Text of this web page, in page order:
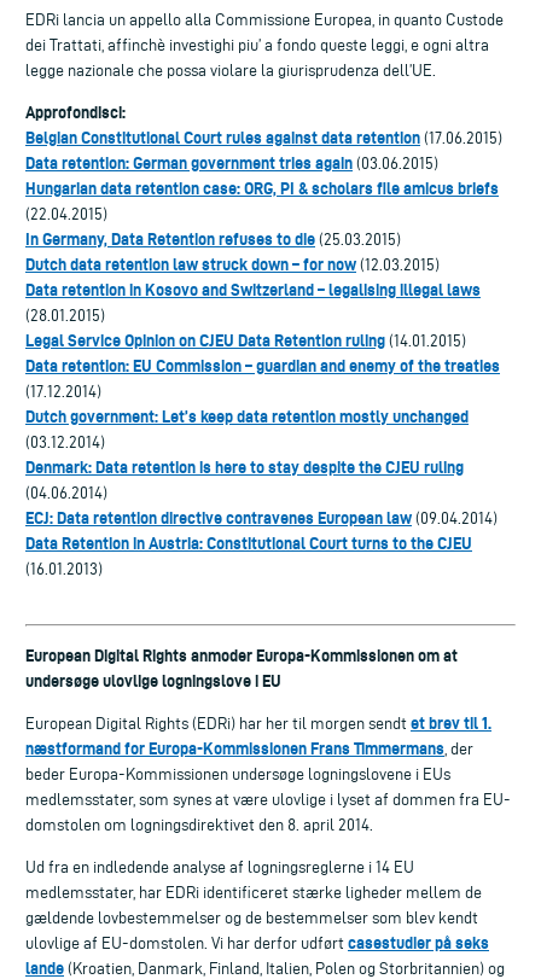
EDRi lancia un appello alla Commissione Europea, in quanto Custode
dei Trattati, affinchè investighi piu’ a fondo queste leggi, e ogni altra
legge nazionale che possa violare la giurisprudenza dell’UE.
Approfondisci:
Belgian Constitutional Court rules against data retention (17.06.2015)
Data retention: German government tries again (03.06.2015)
Hungarian data retention case: ORG, PI & scholars file amicus briefs
(22.04.2015)
In Germany, Data Retention refuses to die (25.03.2015)
Dutch data retention law struck down – for now (12.03.2015)
Data retention in Kosovo and Switzerland – legalising illegal laws
(28.01.2015)
Legal Service Opinion on CJEU Data Retention ruling (14.01.2015)
Data retention: EU Commission – guardian and enemy of the treaties
(17.12.2014)
Dutch government: Let’s keep data retention mostly unchanged
(03.12.2014)
Denmark: Data retention is here to stay despite the CJEU ruling
(04.06.2014)
ECJ: Data retention directive contravenes European law (09.04.2014)
Data Retention in Austria: Constitutional Court turns to the CJEU
(16.01.2013)
European Digital Rights anmoder Europa-Kommissionen om at
undersøge ulovlige logningslove i EU
European Digital Rights (EDRi) har her til morgen sendt et brev til 1.
næstformand for Europa-Kommissionen Frans Timmermans , der
beder Europa-Kommissionen undersøge logningslovene i EUs
medlemsstater, som synes at være ulovlige i lyset af dommen fra EU-
domstolen om logningsdirektivet den 8. april 2014.
Ud fra en indledende analyse af logningsreglerne i 14 EU
medlemsstater, har EDRi identificeret stærke ligheder mellem de
gældende lovbestemmelser og de bestemmelser som blev kendt
ulovlige af EU-domstolen. Vi har derfor udført casestudier på seks
lande (Kroatien, Danmark, Finland, Italien, Polen og Storbritannien) og